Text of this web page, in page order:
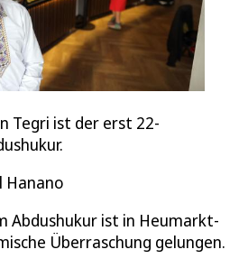
Tegri ist der erst 22-
Hanano
Abdushukur ist in Heumarkt-
Überraschung gelungen.